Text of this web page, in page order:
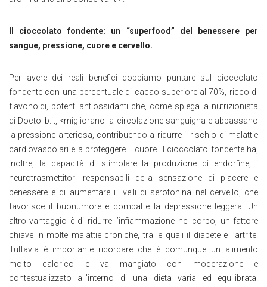
Il cioccolato fondente: un “superfood” del benessere per
sangue, pressione, cuore e cervello.
Per avere dei reali benefici dobbiamo puntare sul cioccolato
fondente con una percentuale di cacao superiore al 70%, ricco di
flavonoidi, potenti antiossidanti che, come spiega la nutrizionista
di Doctolib.it, <migliorano la circolazione sanguigna e abbassano
la pressione arteriosa, contribuendo a ridurre il rischio di malattie
cardiovascolari e a proteggere il cuore. Il cioccolato fondente ha,
inoltre, la capacità di stimolare la produzione di endorfine, i
neurotrasmettitori responsabili della sensazione di piacere e
benessere e di aumentare i livelli di serotonina nel cervello, che
favorisce il buonumore e combatte la depressione leggera. Un
altro vantaggio è di ridurre l’infiammazione nel corpo, un fattore
chiave in molte malattie croniche, tra le quali il diabete e l’artrite.
Tuttavia è importante ricordare che è comunque un alimento
molto calorico e va mangiato con moderazione e
contestualizzato all’interno di una dieta varia ed equilibrata.